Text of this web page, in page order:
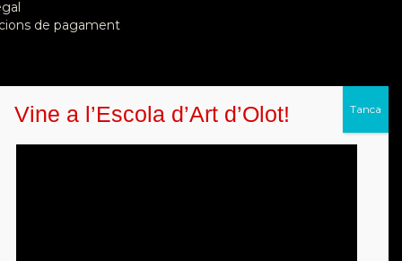
de pagament
Vine a l’Escola d’Art d’Olot!